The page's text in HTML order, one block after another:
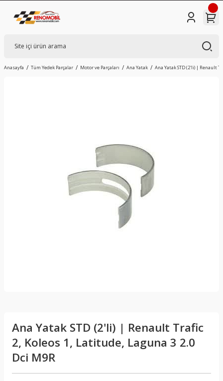
Anasayfa Tüm Yedek Parçalar Motor ve Parçaları Ana Yatak Ana Yatak STD (2'li) | Renault
Ana Yatak STD (2'li) | Renault Trafic
2, Koleos 1, Latitude, Laguna 3 2.0
Dci M9R